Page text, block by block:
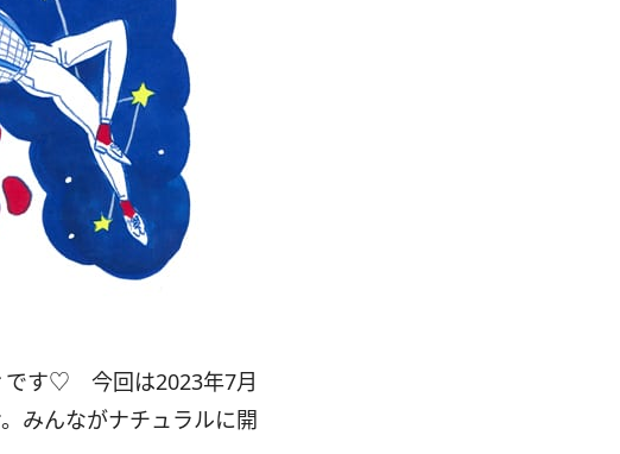
です♡ 今回は2023年7月
みんながナチュラルに開